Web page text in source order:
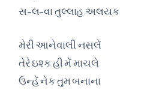
સ-લ-વા તુલ્લાહ અલયક
મેરી આનેવાલી નસલેં
તેરે ઇશ્ક હી મેં માચલે
ઉન્હેં નેક તુમ બનાના